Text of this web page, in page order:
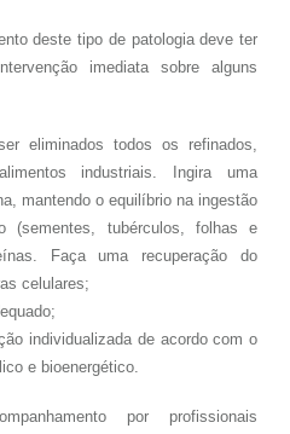
deste tipo de patologia deve ter
imediata sobre alguns
eliminados todos os refinados,
industriais. Ingira uma
mantendo o equilíbrio na ingestão
(sementes, tubérculos, folhas e
Faça uma recuperação do
celulares;
individualizada de acordo com o
e bioenergético.
por profissionais